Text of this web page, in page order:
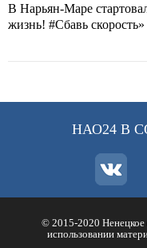
В Нарьян-Маре
жизнь! #Сбавь скорость»
НАО24 В
© 2015-2020 Ненецкое
использовании